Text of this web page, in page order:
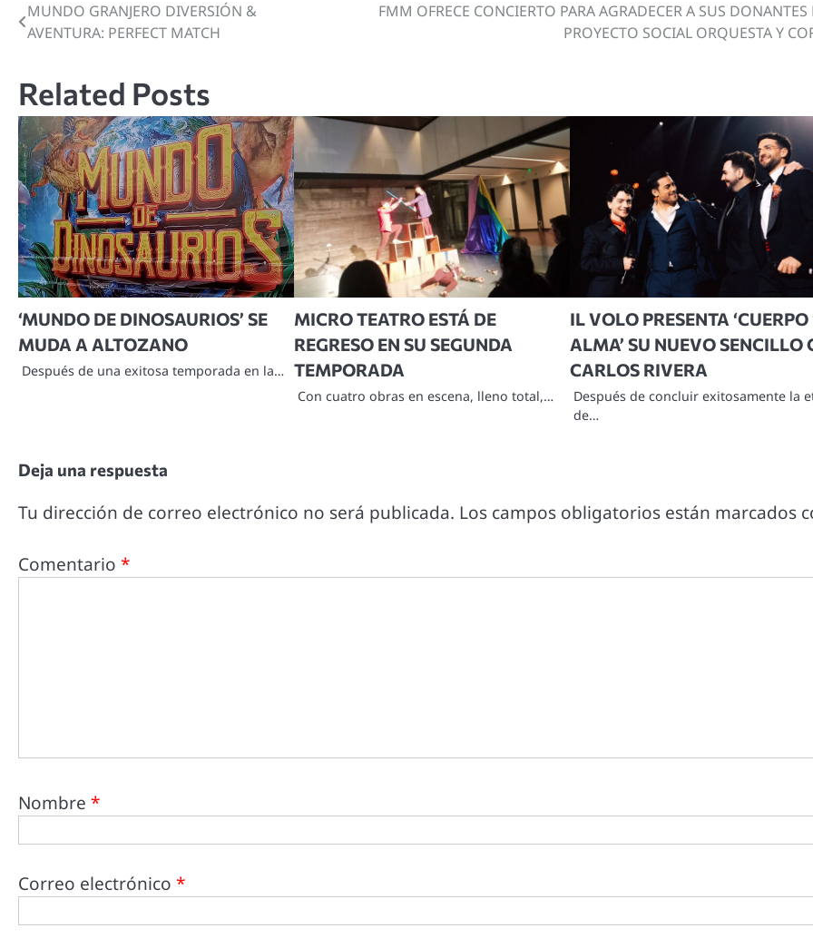
Navegación
entradas
MUNDO GRANJERO DIVERSIÓN &
AVENTURA: PERFECT MATCH
FMM OFRECE CONCIERTO PARA AGRADECER A SUS DONANTES
PROYECTO SOCIAL ORQUESTA Y
Related Posts
‘MUNDO DE DINOSAURIOS’ SE
MUDA A ALTOZANO
Después de una exitosa temporada en la…
MICRO TEATRO ESTÁ DE
REGRESO EN SU SEGUNDA
TEMPORADA
Con cuatro obras en escena, lleno total,…
IL VOLO PRESENTA
ALMA’ SU NUEVO SENCILLO
CARLOS RIVERA
Después de concluir exitosamente la
de…
Deja una respuesta
Tu dirección de correo electrónico no será publicada. Los campos obligatorios están marcados
Comentario *
Nombre *
Correo electrónico *